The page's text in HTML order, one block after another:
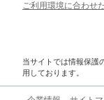
ご利用環境に合わせ
当サイトでは情報保護
用しております。